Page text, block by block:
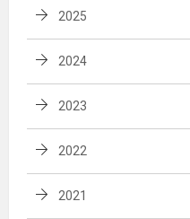
2025
2024
2023
2022
2021